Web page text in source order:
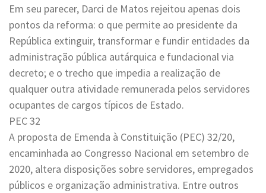
Em seu parecer, Darci de Matos rejeitou apenas dois
pontos da reforma: o que permite ao presidente da
República extinguir, transformar e fundir entidades da
administração pública autárquica e fundacional via
decreto; e o trecho que impedia a realização de
qualquer outra atividade remunerada pelos servidores
ocupantes de cargos típicos de Estado.
PEC 32
A proposta de Emenda à Constituição (PEC) 32/20,
encaminhada ao Congresso Nacional em setembro de
2020, altera disposições sobre servidores, empregados
públicos e organização administrativa. Entre outros